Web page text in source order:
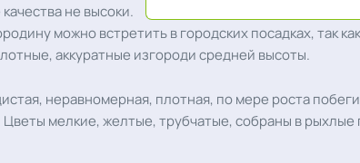
не высоки.
можно встретить в городских посадках, так
аккуратные изгороди средней высоты.
неравномерная, плотная, по мере роста
мелкие, желтые, трубчатые, собраны в рыхлые